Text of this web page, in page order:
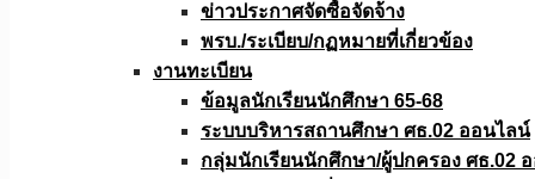
ข่าวประกาศจัดซื้อจัดจ้าง
พรบ./ระเบียบ/กฏหมายที่เกี่ยวข้อง
งานทะเบียน
ข้อมูลนักเรียนนักศึกษา 65-68
ระบบบริหารสถานศึกษา ศธ.02 ออนไลน์
กลุ่มนักเรียนนักศึกษา/ผู้ปกครอง ศธ.02